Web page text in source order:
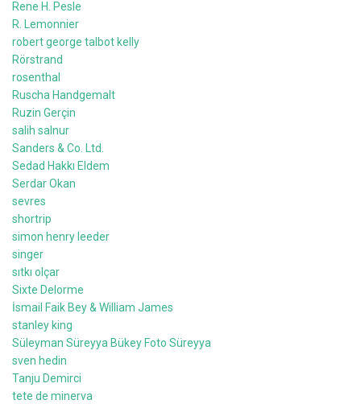
Rene H. Pesle
R. Lemonnier
robert george talbot kelly
Rörstrand
rosenthal
Ruscha Handgemalt
Ruzin Gerçin
salih salnur
Sanders & Co. Ltd.
Sedad Hakkı Eldem
Serdar Okan
sevres
shortrip
simon henry leeder
singer
sıtkı olçar
Sixte Delorme
İsmail Faik Bey & William James
stanley king
Süleyman Süreyya Bükey Foto Süreyya
sven hedin
Tanju Demirci
tete de minerva